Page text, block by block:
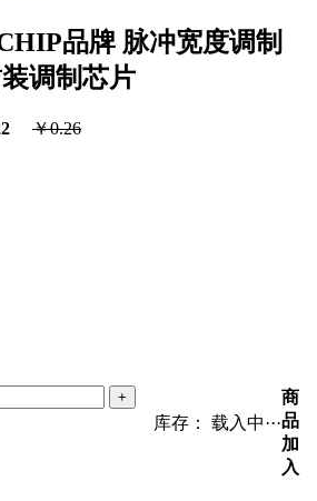
品牌 脉冲宽度调制
调制芯片
￥0.26
+
库存： 载入中···
商
品
加
入